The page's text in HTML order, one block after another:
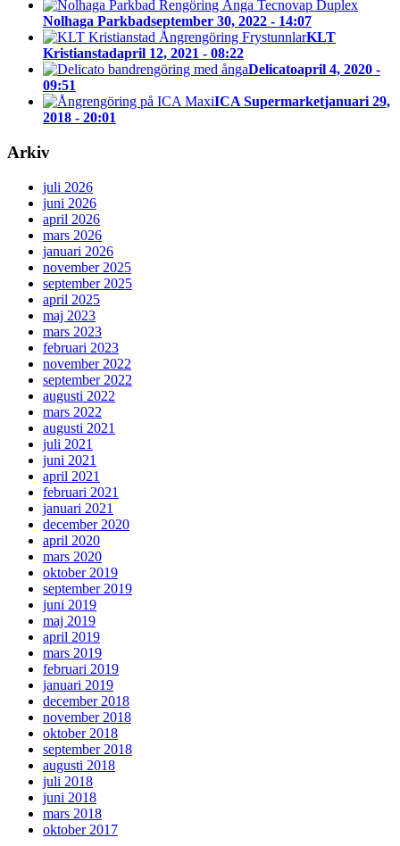
Nolhaga Parkbadseptember 30, 2022 - 14:07
KLT
Kristianstadapril 12, 2021 - 08:22
Delicatoapril 4, 2020 -
09:51
ICA Supermarketjanuari 29,
2018 - 20:01
Arkiv
juli 2026
juni 2026
april 2026
mars 2026
januari 2026
november 2025
september 2025
april 2025
maj 2023
mars 2023
februari 2023
november 2022
september 2022
augusti 2022
mars 2022
augusti 2021
juli 2021
juni 2021
april 2021
februari 2021
januari 2021
december 2020
april 2020
mars 2020
oktober 2019
september 2019
juni 2019
maj 2019
april 2019
mars 2019
februari 2019
januari 2019
december 2018
november 2018
oktober 2018
september 2018
augusti 2018
juli 2018
juni 2018
mars 2018
oktober 2017